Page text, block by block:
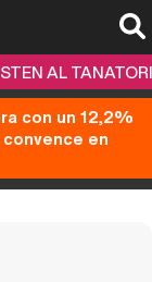
AL
con un 12,2%
en